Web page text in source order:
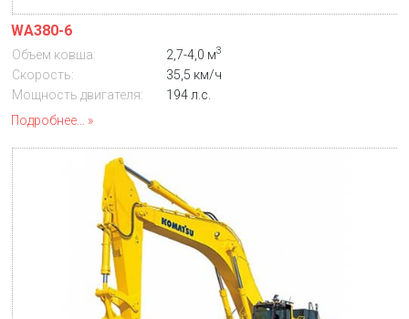
WA380-6
Объем ковша: 2,7-4,0 м3
Скорость:
35,5 км/ч
Мощность двигателя:
194 л.с.
Подробнее...